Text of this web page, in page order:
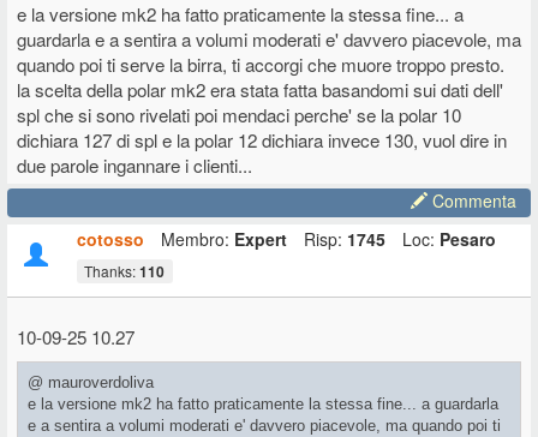
e la versione mk2 ha fatto praticamente la stessa fine... a
guardarla e a sentira a volumi moderati e' davvero piacevole, ma
quando poi ti serve la birra, ti accorgi che muore troppo presto.
la scelta della polar mk2 era stata fatta basandomi sui dati dell'
spl che si sono rivelati poi mendaci perche' se la polar 10
dichiara 127 di spl e la polar 12 dichiara invece 130, vuol dire in
due parole ingannare i clienti...
Commenta
cotosso
Membro: Expert Risp: 1745 Loc: Pesaro
Thanks:110
10-09-25 10.27
@ mauroverdoliva
e la versione mk2 ha fatto praticamente la stessa fine... a guardarla
e a sentira a volumi moderati e' davvero piacevole, ma quando poi ti